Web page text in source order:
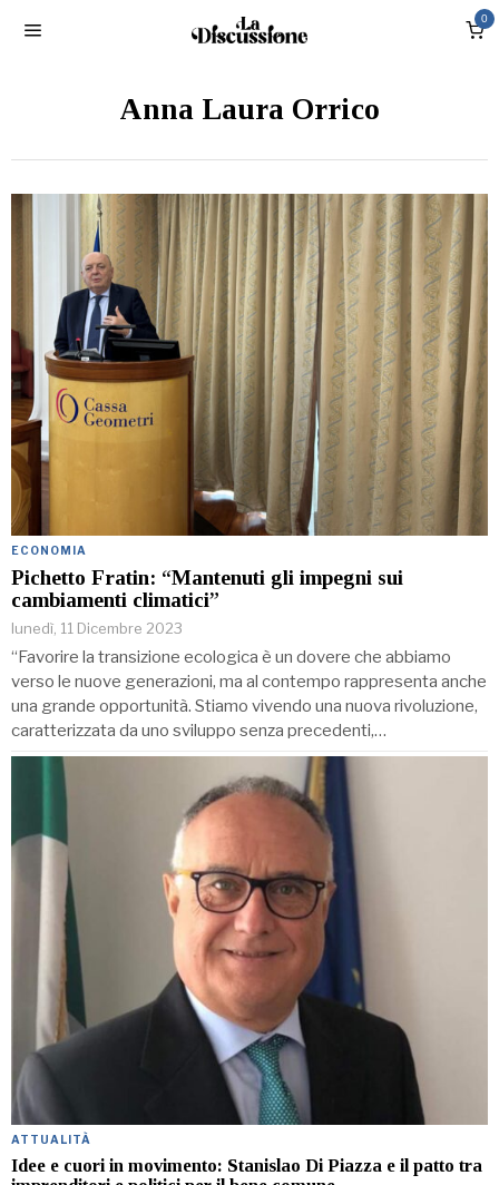
0
Anna Laura Orrico
ECONOMIA
Pichetto Fratin: “Mantenuti gli impegni sui
cambiamenti climatici”
lunedì, 11 Dicembre 2023
“Favorire la transizione ecologica è un dovere che abbiamo
verso le nuove generazioni, ma al contempo rappresenta anche
una grande opportunità. Stiamo vivendo una nuova rivoluzione,
caratterizzata da uno sviluppo senza precedenti,…
ATTUALITÀ
Idee e cuori in movimento: Stanislao Di Piazza e il patto tra